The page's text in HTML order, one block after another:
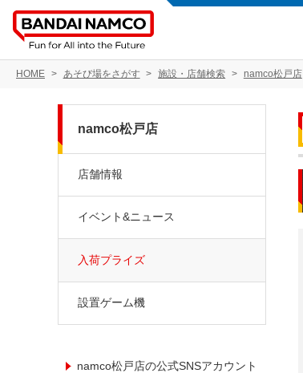
HOME あそび場をさがす 施設・店舗検索 namco松戸店
namco松戸店
店舗情報
イベント&ニュース
入荷プライズ
設置ゲーム機
namco松戸店の公式SNSアカウント